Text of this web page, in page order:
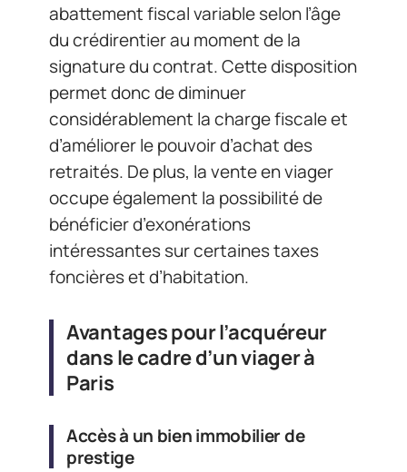
abattement fiscal variable selon l’âge
du crédirentier au moment de la
signature du contrat. Cette disposition
permet donc de diminuer
considérablement la charge fiscale et
d’améliorer le pouvoir d’achat des
retraités. De plus, la vente en viager
occupe également la possibilité de
bénéficier d’exonérations
intéressantes sur certaines taxes
foncières et d’habitation.
Avantages pour l’acquéreur
dans le cadre d’un viager à
Paris
Accès à un bien immobilier de
prestige